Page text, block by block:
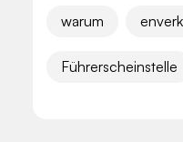
warum
Führerscheinstelle